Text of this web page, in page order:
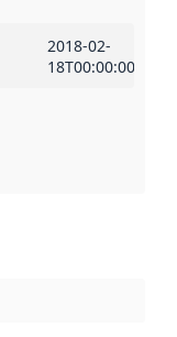
2018-02-
18T00:00:00Z